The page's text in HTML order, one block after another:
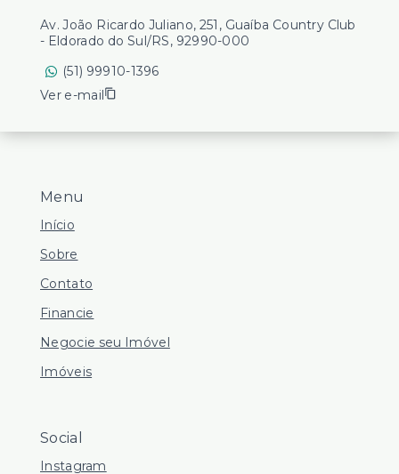
Menu
Início
Sobre
Contato
Financie
Negocie seu Imóvel
Imóveis
Social
Instagram
Av. João Ricardo Juliano, 251, Guaíba Country Club
- Eldorado do Sul/RS, 92990-000
(51) 99910-1396
Ver e-mail